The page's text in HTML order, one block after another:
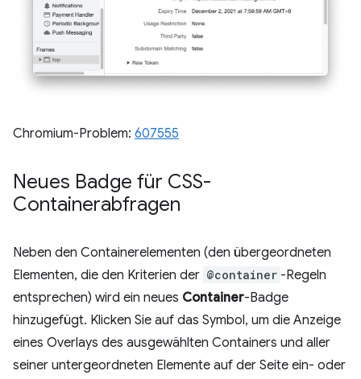
Chromium-Problem: 607555
Neues Badge für CSS-
Containerabfragen
Neben den Containerelementen (den übergeordneten
Elementen, die den Kriterien der @container -Regeln
entsprechen) wird ein neues Container-Badge
hinzugefügt. Klicken Sie auf das Symbol, um die Anzeige
eines Overlays des ausgewählten Containers und aller
seiner untergeordneten Elemente auf der Seite ein- oder